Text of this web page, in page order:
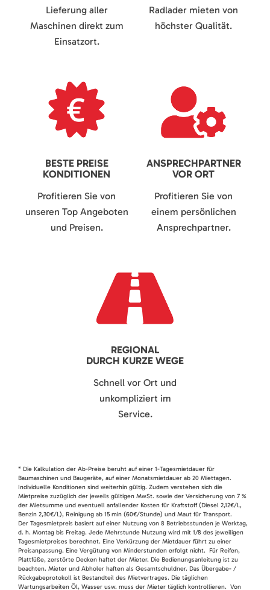
Lieferung aller
Maschinen direkt zum
Einsatzort.
Radlader mieten von
höchster Qualität.
BESTE PREISE
KONDITIONEN
Profitieren Sie von
unseren Top Angeboten
und Preisen.
ANSPRECHPARTNER
VOR ORT
Profitieren Sie von
einem persönlichen
Ansprechpartner.
REGIONAL
DURCH KURZE WEGE
Schnell vor Ort und
unkompliziert im
Service.
* Die Kalkulation der Ab-Preise beruht auf einer 1-Tagesmietdauer für
Baumaschinen und Baugeräte, auf einer Monatsmietdauer ab 20 Miettagen.
Individuelle Konditionen sind weiterhin gültig. Zudem verstehen sich die
Mietpreise zuzüglich der jeweils gültigen MwSt. sowie der Versicherung von 7 %
der Mietsumme und eventuell anfallender Kosten für Kraftstoff (Diesel 2,12€/L,
Benzin 2,30€/L), Reinigung ab 15 min (60€/Stunde) und Maut für Transport.
Der Tagesmietpreis basiert auf einer Nutzung von 8 Betriebsstunden je Werktag,
d. h. Montag bis Freitag. Jede Mehrstunde Nutzung wird mit 1/8 des jeweiligen
Tagesmietpreises berechnet. Eine Verkürzung der Mietdauer führt zu einer
Preisanpassung. Eine Vergütung von Minderstunden erfolgt nicht. Für Reifen,
Plattfüße, zerstörte Decken haftet der Mieter. Die Bedienungsanleitung ist zu
beachten. Mieter und Abholer haften als Gesamtschuldner. Das Übergabe- /
Rückgabeprotokoll ist Bestandteil des Mietvertrages. Die täglichen
Wartungsarbeiten Öl, Wasser usw. muss der Mieter täglich kontrollieren. Von